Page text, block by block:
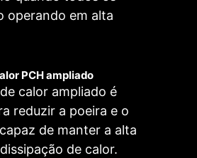
operando em alta
PCH ampliado
calor ampliado é
reduzir a poeira e o
de manter a alta
de calor.
foi otimizado para uma maior
e uma velocidades de
transmissão confiável do
circuito.
estar devidamente conectado à
Utility Installer não será iniciado